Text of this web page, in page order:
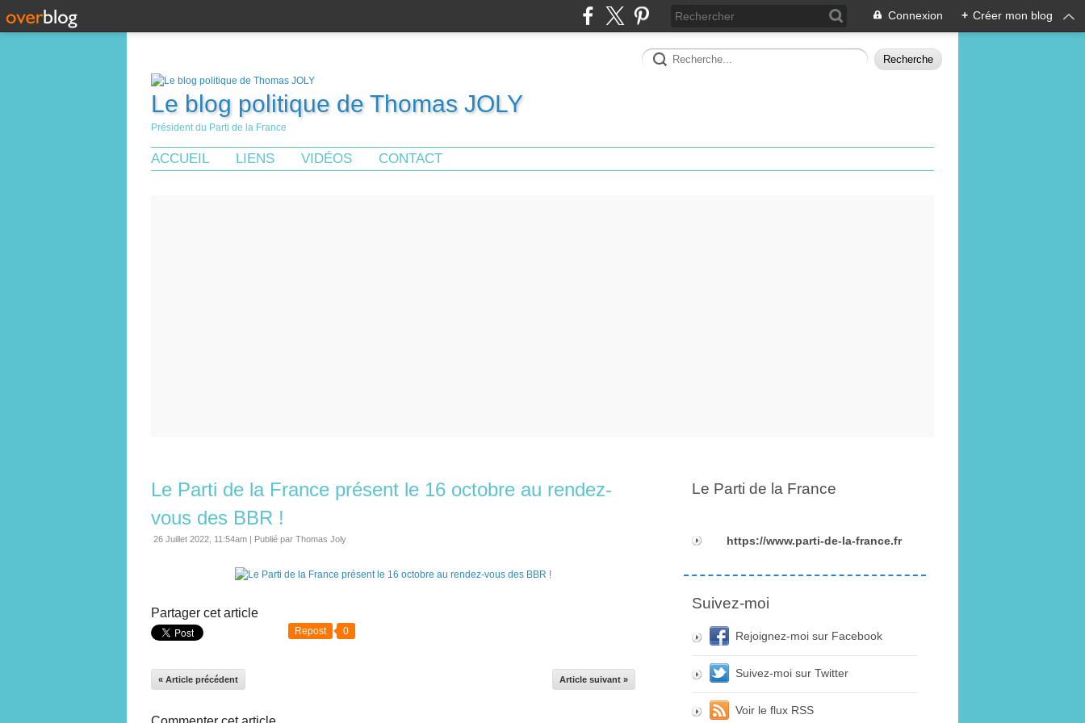
Connexion + Créer mon blog
Le blog politique de Thomas JOLY
Président du Parti de la France
ACCUEIL LIENS VIDÉOS CONTACT
Le Parti de la France présent le 16 octobre au rendez-
vous des BBR !
26 Juillet 2022, 11:54am | Publié par Thomas Joly
Partager cet article
Repost 0
« Article précédent Article suivant »
Le Parti de la France
https://www.parti-de-la-france.fr
Suivez-moi
Rejoignez-moi sur Facebook
Suivez-moi sur Twitter
Voir le flux RSS